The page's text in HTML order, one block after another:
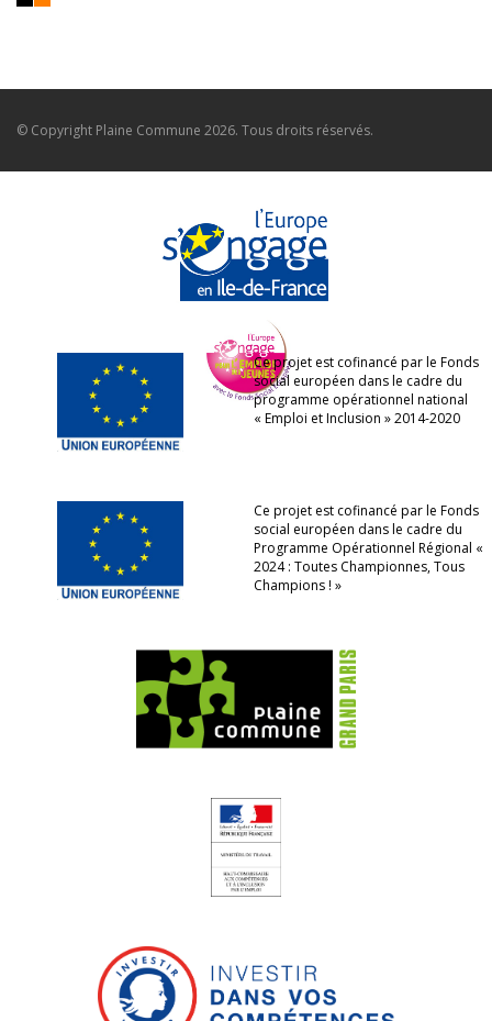
© Copyright Plaine Commune 2026. Tous droits réservés.
Ce projet est cofinancé par le Fonds
social européen dans le cadre du
programme opérationnel national
« Emploi et Inclusion » 2014-2020
Ce projet est cofinancé par le Fonds
social européen dans le cadre du
Programme Opérationnel Régional «
2024 : Toutes Championnes, Tous
Champions ! »